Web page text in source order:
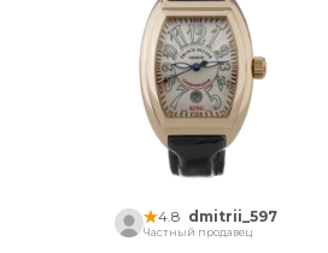
4.8 dmitrii_597
Частный продавец